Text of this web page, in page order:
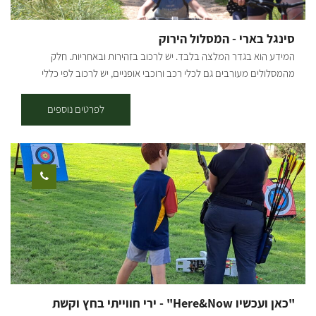
סינגל בארי - המסלול הירוק
המידע הוא בגדר המלצה בלבד. יש לרכוב בזהירות ובאחריות. חלק
מהמסלולים מעורבים גם לכלי רכב ורוכבי אופניים, יש לרכוב לפי כללי
קילומטרים נקודת התחלה וסיום: מסלול מעגלי המתחיל ונגמר בלה-מדווש
בארי תקציר על אזור הטיול: נקודות עניין בדרך: מטע חוחובה אורגני ליצור
שמן לקוסמטיקה, מגדל שמירה נגד שרפות של קק"ל, תחנת קמח עתיקה,
מחסני התחמושת של חייל האוויר הבריטי, כביש הבטון מתקופת הבריטים,
מכרות הגופרית הישנים, נקודת טריג שהיא נקודת תצפית מרשימה. בעונת
הפריחה רכיבה בין מרבדי הכלניות ופרחים רבים נוספים. תקציר המסלול:
המסלול מסומן אך ורק בשלט עם ציור אופניים ירוק. יוצאים ממרכדז
האופניים לה מדווש וממשיכים עם המסלול לכיוון דרום על כביש סלול
למגדל התצפית. משם ממשיכים הלאה עד שמגיעים לכביש בטון שסללו
הבריטים כחלק מנתיבי התחבורה למחסני התחמושת הפזורים סביב. מימין
שרידי טחנת קמח. ממשיכים בשביל הירוק לכיוון צפון-מערב על כביש בטון
אל עץ אקליפטוס גדול בו אפשר לנוח זמן מה. מעץ האקליפטוס תתחילו
לפרטים נוספים
"כאן ועכשיו Here&Now" - ירי חווייתי בחץ וקשת